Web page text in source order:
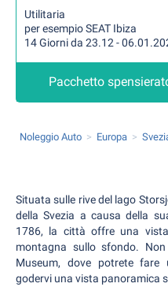
Utilitaria
per esempio SEAT Ibiza
14 Giorni da 23.12 -
Pacchetto
Noleggio Auto Europa
Situata sulle rive del lago
della Svezia a causa della
1786, la città offre una
montagna sullo sfondo.
Museum, dove potrete fare
godervi una vista panoramica